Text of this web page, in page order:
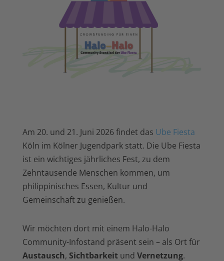
Am 20. und 21. Juni 2026 findet das Ube Fiesta
Köln im Kölner Jugendpark statt. Die Ube Fiesta
ist ein wichtiges jährliches Fest, zu dem
Zehntausende Menschen kommen, um
philippinisches Essen, Kultur und
Gemeinschaft zu genießen.
Wir möchten dort mit einem Halo-Halo
Community-Infostand präsent sein – als Ort für
Austausch, Sichtbarkeitund Vernetzung.